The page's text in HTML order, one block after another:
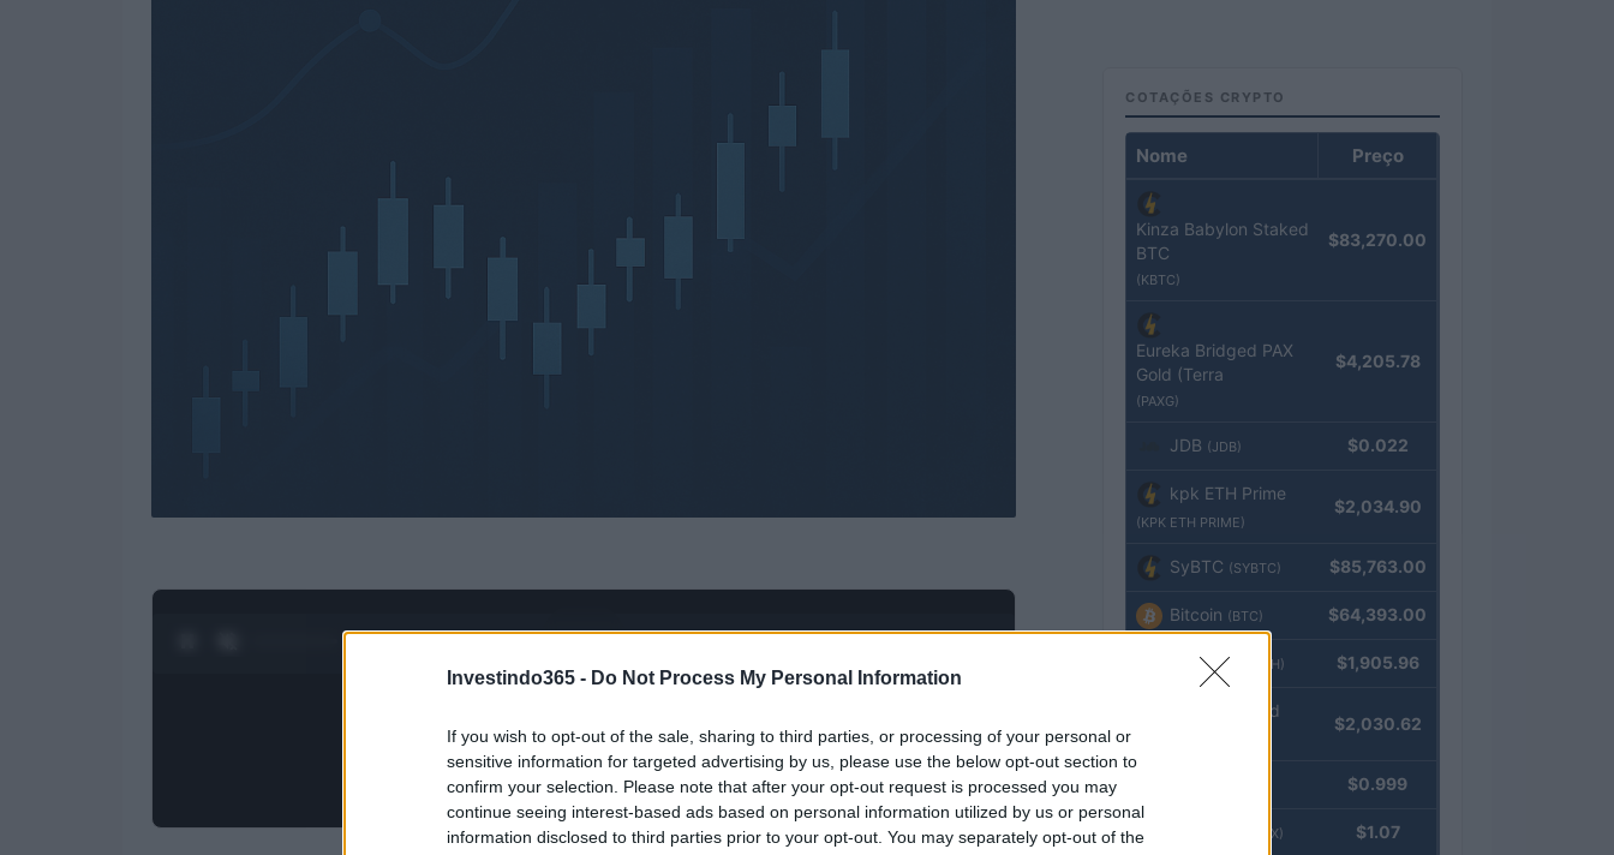
Investindo365 - Do Not Process My Personal Information
If you wish to opt-out of the sale, sharing to third parties, or processing of your personal or
sensitive information for targeted advertising by us, please use the below opt-out section to
confirm your selection. Please note that after your opt-out request is processed you may
continue seeing interest-based ads based on personal information utilized by us or personal
information disclosed to third parties prior to your opt-out. You may separately opt-out of the
COTAÇÕES CRYPTO
Nome Preço
Kinza Babylon Staked
BTC
(KBTC)
$83,270.00
Eureka Bridged PAX
Gold (Terra
(PAXG)
$4,205.78
JDB (JDB) $0.022
kpk ETH Prime
(KPK ETH PRIME)
$2,034.90
SyBTC (SYBTC) $85,763.00
Bitcoin (BTC) $64,393.00
Ethereum (ETH) $1,905.96
kpk ETH Yield
$2,030.62
$0.999
(USDEX) $1.07